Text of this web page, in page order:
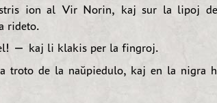
ion al Vir Norin, kaj sur la lipoj
rideto.
— kaj li klakis per la fingroj.
troto de la naŭpiedulo, kaj en la nigra